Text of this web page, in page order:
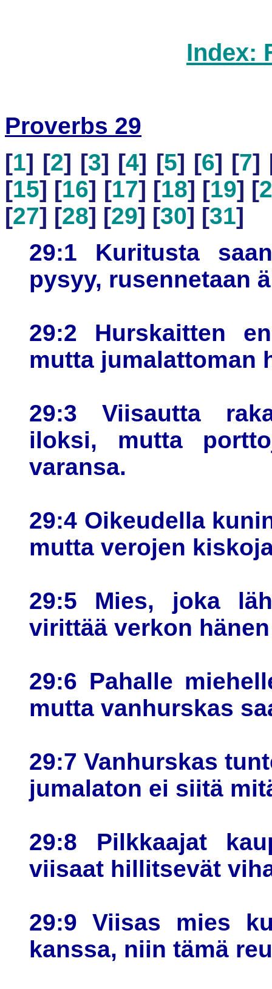
Index:
Proverbs 29
[1] [2] [3] [4] [5] [6] [7]
[15] [16] [17] [18] [19] [
[27] [28] [29] [30] [31]
29:1 Kuritusta
pysyy, rusennetaan
29:2 Hurskaitten
mutta jumalattoman
29:3 Viisautta
iloksi, mutta
varansa.
29:4 Oikeudella
mutta verojen
29:5 Mies, joka
virittää verkon
29:6 Pahalle
mutta vanhurskas
29:7 Vanhurskas
jumalaton ei siitä
29:8 Pilkkaajat
viisaat hillitsevät
29:9 Viisas mies
kanssa, niin tämä